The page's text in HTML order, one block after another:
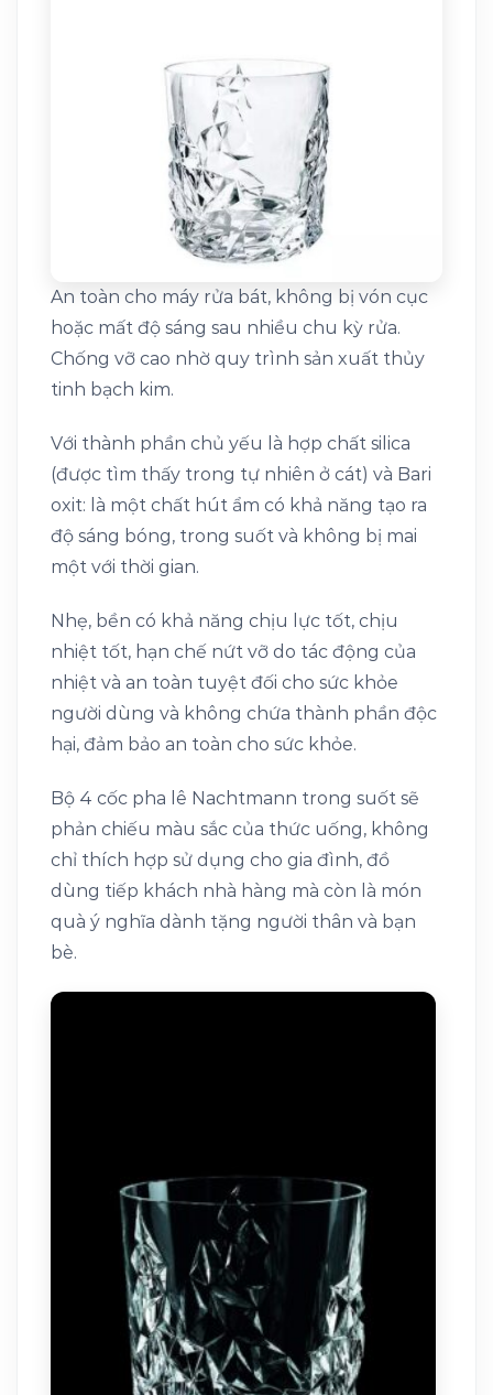
An toàn cho máy rửa bát, không bị vón cục
hoặc mất độ sáng sau nhiều chu kỳ rửa.
Chống vỡ cao nhờ quy trình sản xuất thủy
tinh bạch kim.
Với thành phần chủ yếu là hợp chất silica
(được tìm thấy trong tự nhiên ở cát) và Bari
oxit: là một chất hút ẩm có khả năng tạo ra
độ sáng bóng, trong suốt và không bị mai
một với thời gian.
Nhẹ, bền có khả năng chịu lực tốt, chịu
nhiệt tốt, hạn chế nứt vỡ do tác động của
nhiệt và an toàn tuyệt đối cho sức khỏe
người dùng và không chứa thành phần độc
hại, đảm bảo an toàn cho sức khỏe.
Bộ 4 cốc pha lê Nachtmann trong suốt sẽ
phản chiếu màu sắc của thức uống, không
chỉ thích hợp sử dụng cho gia đình, đồ
dùng tiếp khách nhà hàng mà còn là món
quà ý nghĩa dành tặng người thân và bạn
bè.